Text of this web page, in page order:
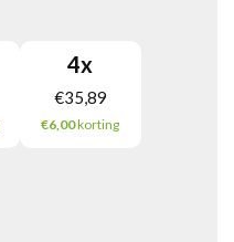
4x
€35,89
€6,00korting